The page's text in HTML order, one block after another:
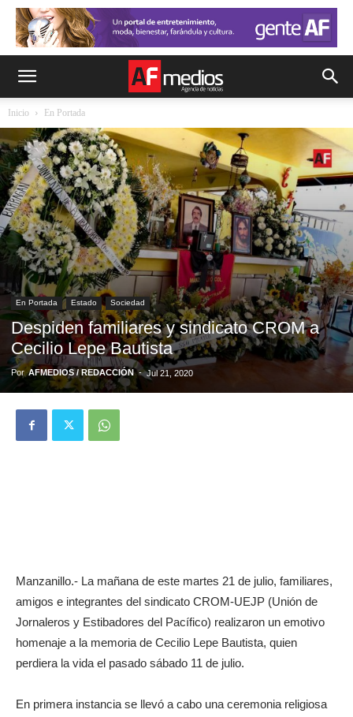
Inicio En Portada
En Portada Estado Sociedad
Despiden familiares y sindicato CROM a
Cecilio Lepe Bautista
Por AFMEDIOS / REDACCIÓN - Jul 21, 2020
Manzanillo.- La mañana de este martes 21 de julio, familiares,
amigos e integrantes del sindicato CROM-UEJP (Unión de
Jornaleros y Estibadores del Pacífico) realizaron un emotivo
homenaje a la memoria de Cecilio Lepe Bautista, quien
perdiera la vida el pasado sábado 11 de julio.
En primera instancia se llevó a cabo una ceremonia religiosa